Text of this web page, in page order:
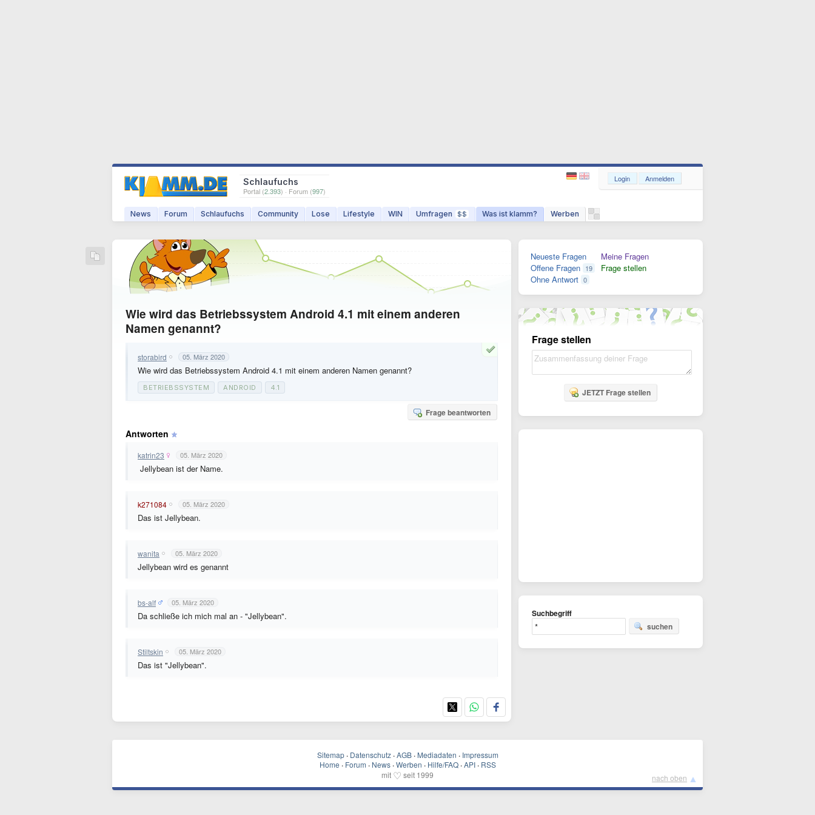
Schlaufuchs
Portal (2.393) · Forum (997)
News Forum Schlaufuchs Community Lose Lifestyle WIN Umfragen $$ Was ist klamm? Werben
Login Anmelden
Wie wird das Betriebssystem Android 4.1 mit einem anderen
Namen genannt?
storabird 05. März 2020
Wie wird das Betriebssystem Android 4.1 mit einem anderen Namen genannt?
BETRIEBSSYSTEM ANDROID 4.1
Frage beantworten
Antworten
katrin23 05. März 2020
Jellybean ist der Name.
k271084 05. März 2020
Das ist Jellybean.
wanita 05. März 2020
Jellybean wird es genannt
bs-alf 05. März 2020
Da schließe ich mich mal an - "Jellybean".
Stiltskin 05. März 2020
Das ist "Jellybean".
Neueste Fragen
Offene Fragen 19
Ohne Antwort 0
Meine Fragen
Frage stellen
Frage stellen
JETZT Frage stellen
Suchbegriff
suchen
Sitemap · Datenschutz · AGB · Mediadaten · Impressum
Home · Forum · News · Werben · Hilfe/FAQ · API · RSS
mit ♡ seit 1999 nach oben ▲